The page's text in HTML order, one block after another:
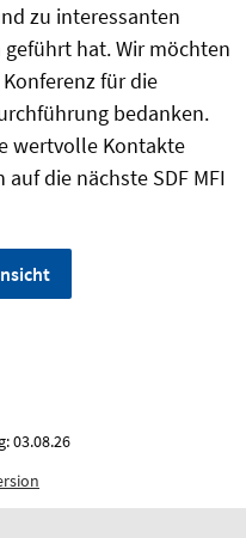
zu interessanten
hat. Wir möchten
für die
bedanken.
wertvolle Kontakte
die nächste SDF MFI
03.08.26